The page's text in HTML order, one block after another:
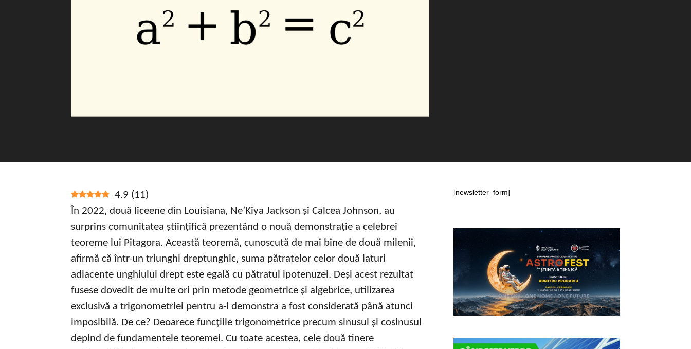
4.9 (11)
În 2022, două liceene din Louisiana, Ne’Kiya Jackson și Calcea Johnson, au
surprins comunitatea științifică prezentând o nouă demonstrație a celebrei
teoreme lui Pitagora. Această teoremă, cunoscută de mai bine de două milenii,
afirmă că într-un triunghi dreptunghic, suma pătratelor celor două laturi
adiacente unghiului drept este egală cu pătratul ipotenuzei. Deși acest rezultat
fusese dovedit de multe ori prin metode geometrice și algebrice, utilizarea
exclusivă a trigonometriei pentru a-l demonstra a fost considerată până atunci
imposibilă. De ce? Deoarece funcțiile trigonometrice precum sinusul și cosinusul
depind de fundamentele teoremei. Cu toate acestea, cele două tinere
[newsletter_form]